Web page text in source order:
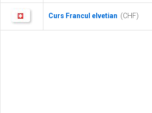
Curs Francul elvetian (CHF)